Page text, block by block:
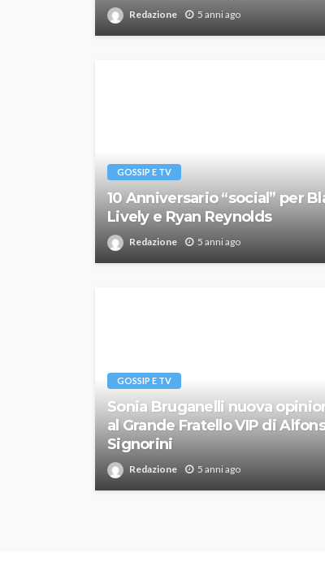
Redazione 5 anni ago
GOSSIP E TV
10 Anniversario “social” per
Lively e Ryan Reynolds
Redazione 5 anni ago
GOSSIP E TV
Sonia Bruganelli nuova
al Grande Fratello VIP di
Signorini
Redazione 5 anni ago